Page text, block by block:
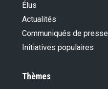
Élus
Actualités
Communiqués de presse
Initiatives populaires
Thèmes